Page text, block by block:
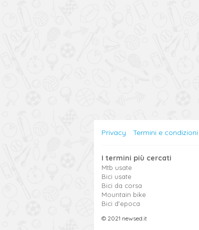
Privacy Termini e condizioni
I termini più cercati
Mtb usate
Bici usate
Bici da corsa
Mountain bike
Bici d'epoca
© 2021 newsed.it